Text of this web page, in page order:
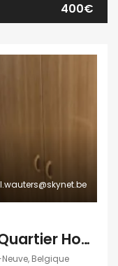
400€
Kot/chambre à louer – Quartier Hocaille
Belgique